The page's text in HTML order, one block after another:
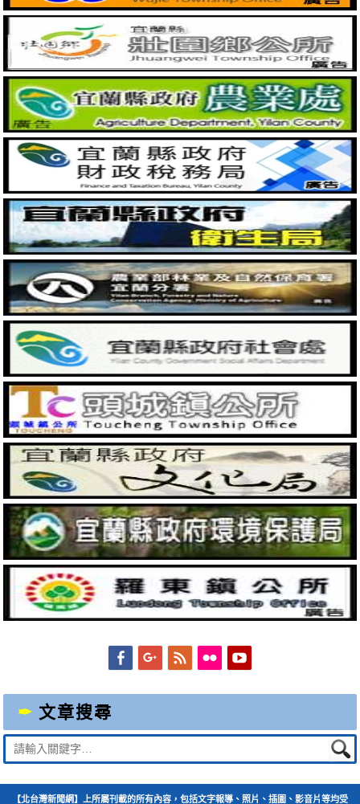
FacebookGoogleplus
Feed Flickr
文章搜尋
Suche
nach:
【北台灣新聞網】上所屬刊載的所有內容，包括文字報導、照片、插圖、影音片等均受